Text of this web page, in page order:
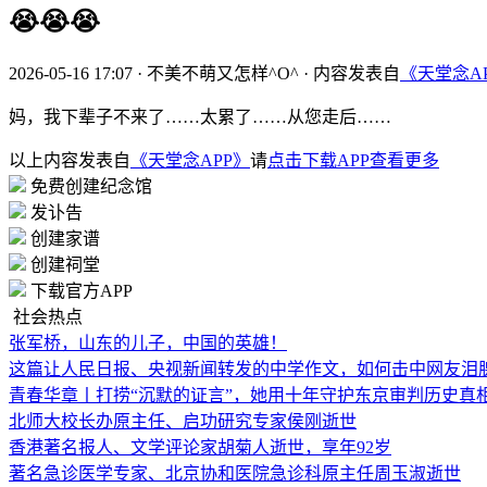
😭😭😭
2026-05-16 17:07 · 不美不萌又怎样^O^ · 内容发表自 《天堂念
妈，我下辈子不来了……太累了……从您走后……
以上内容发表自 《天堂念APP》 请点击下载APP查看更多
免费创建纪念馆
发讣告
创建家谱
创建祠堂
下载官方APP
社会热点
张军桥，山东的儿子，中国的英雄！
这篇让人民日报、央视新闻转发的中学作文，如何击中网友
青春华章丨打捞“沉默的证言”，她用十年守护东京审判历史真
北师大校长办原主任、启功研究专家侯刚逝世
香港著名报人、文学评论家胡菊人逝世，享年92岁
著名急诊医学专家、北京协和医院急诊科原主任周玉淑逝世